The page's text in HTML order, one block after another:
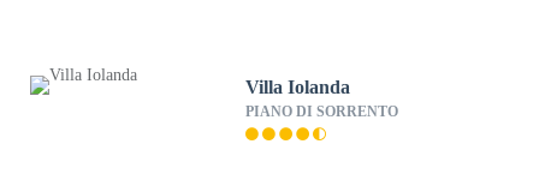
Villa Iolanda
PIANO DI SORRENTO